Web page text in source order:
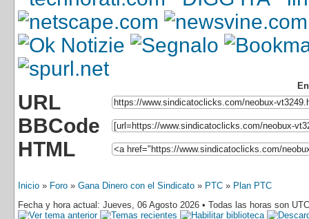
URL
BBCode
HTML
Inicio » Foro » Gana Dinero con el Sindicato » PTC » Plan PTC
Fecha y hora actual: Jueves, 06 Agosto 2026 • Todas las horas son